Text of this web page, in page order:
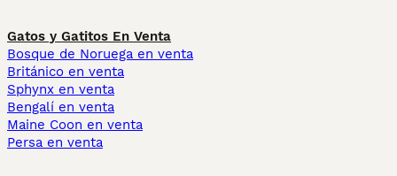
Gatos y Gatitos En Venta
Bosque de Noruega en venta
Británico en venta
Sphynx en venta
Bengalí en venta
Maine Coon en venta
Persa en venta